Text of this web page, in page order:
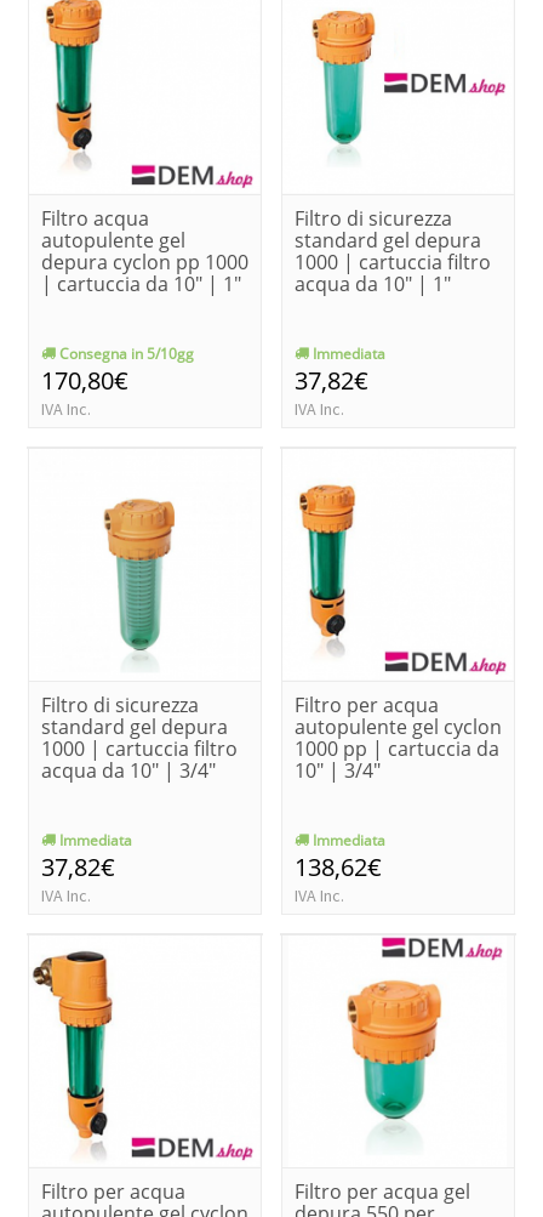
Filtro acqua
autopulente gel
depura cyclon pp 1000
| cartuccia da 10" | 1"
Consegna in 5/10gg
170,80€
IVA Inc.
Filtro di sicurezza
standard gel depura
1000 | cartuccia filtro
acqua da 10" | 1"
Immediata
37,82€
IVA Inc.
Filtro di sicurezza
standard gel depura
1000 | cartuccia filtro
acqua da 10" | 3/4"
Immediata
37,82€
IVA Inc.
Filtro per acqua
autopulente gel cyclon
1000 pp | cartuccia da
10" | 3/4"
Immediata
138,62€
IVA Inc.
Filtro per acqua
Filtro per acqua gel